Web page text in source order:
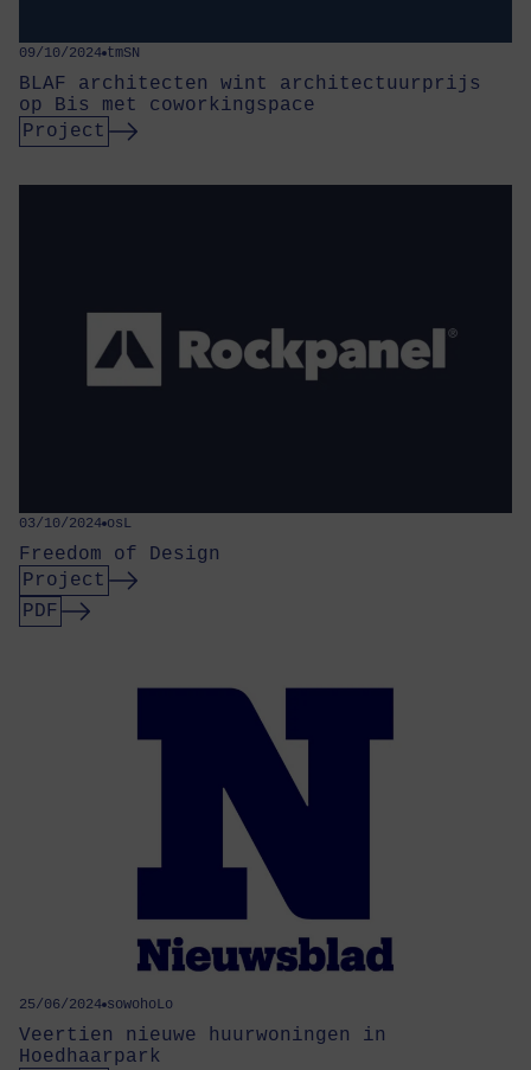
09/10/2024 tmSN
BLAF architecten wint architectuurprijs
op Bis met coworkingspace
Project
03/10/2024 osL
Freedom of Design
Project
PDF
25/06/2024 sowohoLo
Veertien nieuwe huurwoningen in
Hoedhaarpark